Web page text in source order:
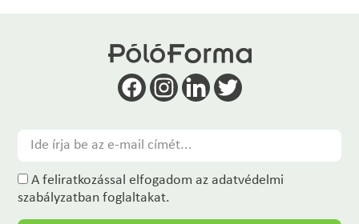
A feliratkozással elfogadom az adatvédelmi
szabályzatban foglaltakat.